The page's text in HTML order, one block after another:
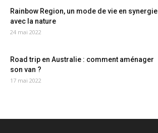
Rainbow Region, un mode de vie en synergie
avec la nature
24 mai 2022
Road trip en Australie : comment aménager
son van ?
17 mai 2022